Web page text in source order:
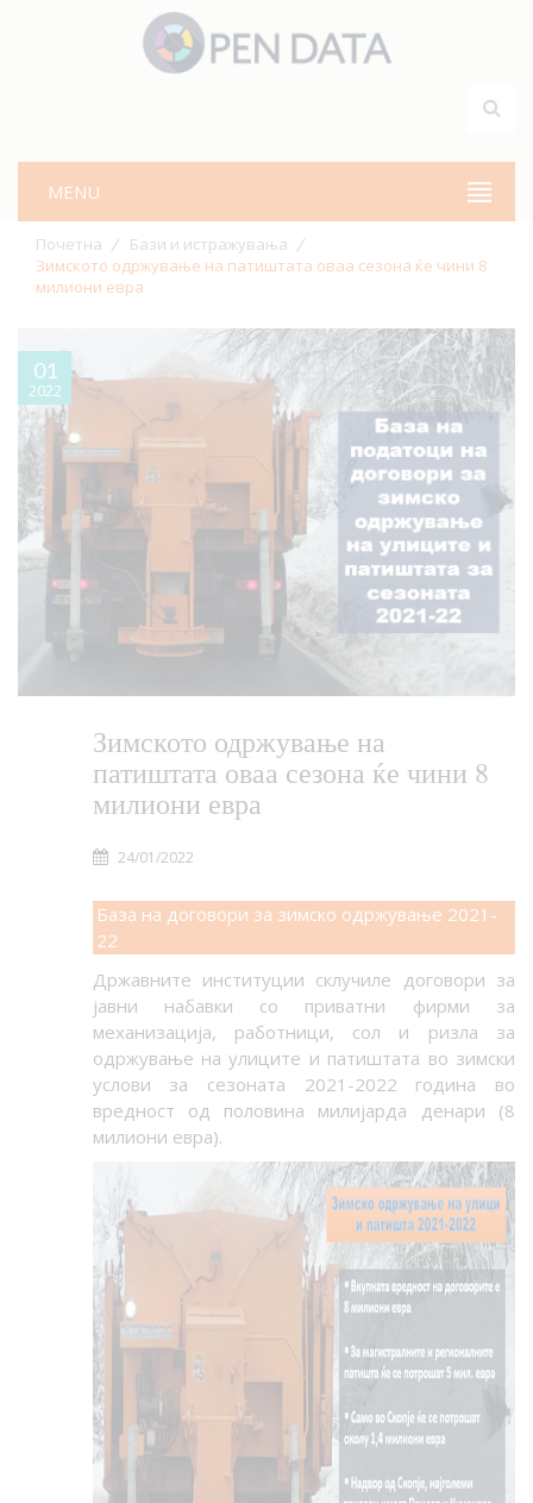
MENU
Почетна
Бази и истражувања
Зимското одржување на патиштата оваа сезона ќе чини 8
милиони евра
01
2022
Зимското одржување на
патиштата оваа сезона ќе чини 8
милиони евра
24/01/2022
База на договори за зимско одржување 2021-
22
Државните институции склучиле договори за
јавни набавки со приватни фирми за
механизација, работници, сол и ризла за
одржување на улиците и патиштата во зимски
услови за сезоната 2021-2022 година во
вредност од половина милијарда денари (8
милиони евра).